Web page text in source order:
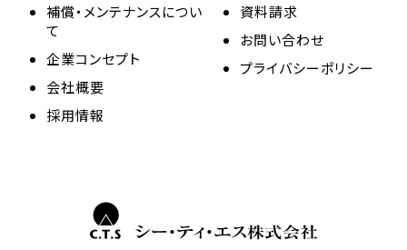
補償・メンテナンスについ
て
企業コンセプト
会社概要
採用情報
資料請求
お問い合わせ
プライバシーポリシー